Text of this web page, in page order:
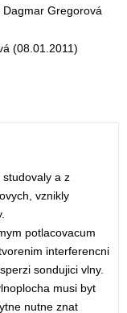
Gregorová
(08.01.2011)
a z
vznikly
potlacovacum
interferencni
sondujici vlny.
musi byt
nutne znat